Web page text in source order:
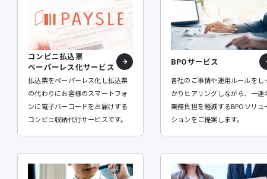
コンビニ払込票
ペーパーレス化サービス
払込票をペーパーレス化し払込票
の代わりにお客様のスマートフォ
ンに電子バーコードをお届けする
コンビニ収納代行サービスです。
BPOサービス
各社のご事情や運用ルールをし
かりヒアリングしながら、一連
業務負担を軽減するBPOソリュ
ションをご提案します。